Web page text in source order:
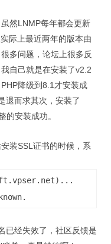
然LNMP每年都会更新
际上最近两年的版本由
多问题，论坛上很多反
自己就是在安装了v2.2
降级到8.1才安装成
退而求其次，安装了
的安装成功。
装SSL证书的时候，系
已经失效了，社区反馈是